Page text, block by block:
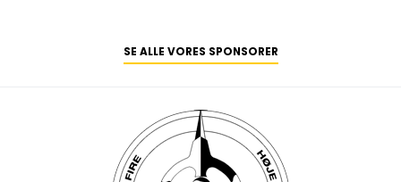
SE ALLE VORES SPONSORER